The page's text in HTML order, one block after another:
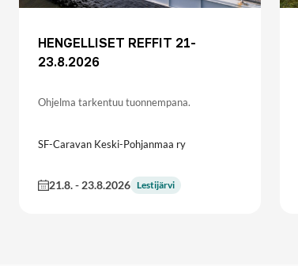
HENGELLISET REFFIT 21-
23.8.2026
Ohjelma tarkentuu tuonnempana.
SF-Caravan Keski-Pohjanmaa ry
21.8.- 23.8.2026 Lestijärvi